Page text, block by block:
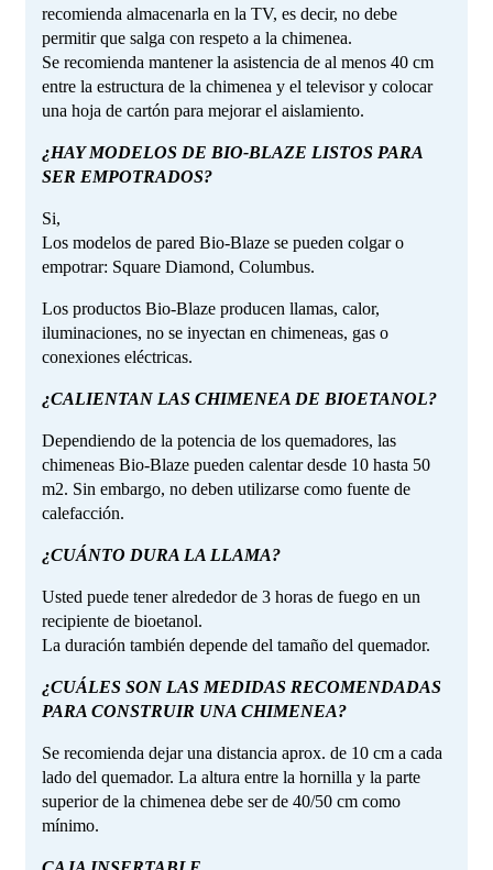
recomienda almacenarla en la TV, es decir, no debe
permitir que salga con respeto a la chimenea.
Se recomienda mantener la asistencia de al menos 40 cm
entre la estructura de la chimenea y el televisor y colocar
una hoja de cartón para mejorar el aislamiento.
¿HAY MODELOS DE BIO-BLAZE LISTOS PARA
SER EMPOTRADOS?
Si,
Los modelos de pared Bio-Blaze se pueden colgar o
empotrar: Square Diamond, Columbus.
Los productos Bio-Blaze producen llamas, calor,
iluminaciones, no se inyectan en chimeneas, gas o
conexiones eléctricas.
¿CALIENTAN LAS CHIMENEA DE BIOETANOL?
Dependiendo de la potencia de los quemadores, las
chimeneas Bio-Blaze pueden calentar desde 10 hasta 50
m2. Sin embargo, no deben utilizarse como fuente de
calefacción.
¿CUÁNTO DURA LA LLAMA?
Usted puede tener alrededor de 3 horas de fuego en un
recipiente de bioetanol.
La duración también depende del tamaño del quemador.
¿CUÁLES SON LAS MEDIDAS RECOMENDADAS
PARA CONSTRUIR UNA CHIMENEA?
Se recomienda dejar una distancia aprox. de 10 cm a cada
lado del quemador. La altura entre la hornilla y la parte
superior de la chimenea debe ser de 40/50 cm como
mínimo.